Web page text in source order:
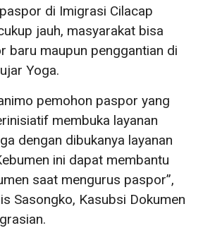
di Imigrasi Cilacap
jauh, masyarakat bisa
baru maupun penggantian di
Yoga.
pemohon paspor yang
membuka layanan
dengan dibukanya layanan
ini dapat membantu
saat mengurus paspor”,
Sasongko, Kasubsi Dokumen